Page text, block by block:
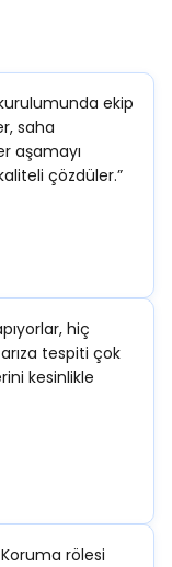
ekip
saha
aşamayı
çözdüler.”
hiç
tespiti çok
kesinlikle
rölesi